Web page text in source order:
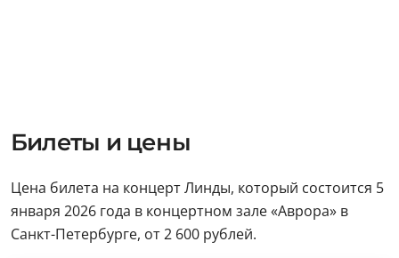
Билеты и цены
Цена билета на концерт Линды, который состоится 5
января 2026 года в концертном зале «Аврора» в
Санкт-Петербурге, от 2 600 рублей.